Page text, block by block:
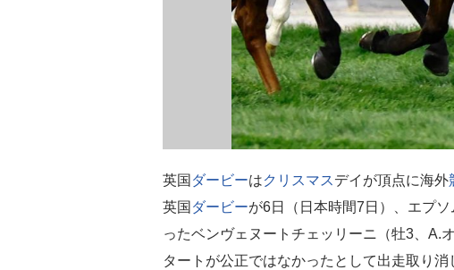
英国 ダービーはクリスマスデイが頂点に海外
英国 ダービーが6日（日本時間7日）、エプ
ったベンヴェヌートチェッリーニ（牡3、A.
タートが公正ではなかったとして出走取り